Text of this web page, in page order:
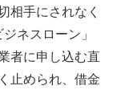
相手にされなく
ネスローン」
者に申し込む直
止められ、借金